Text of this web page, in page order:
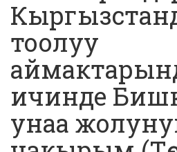
тоолуу
ичинде
унаа